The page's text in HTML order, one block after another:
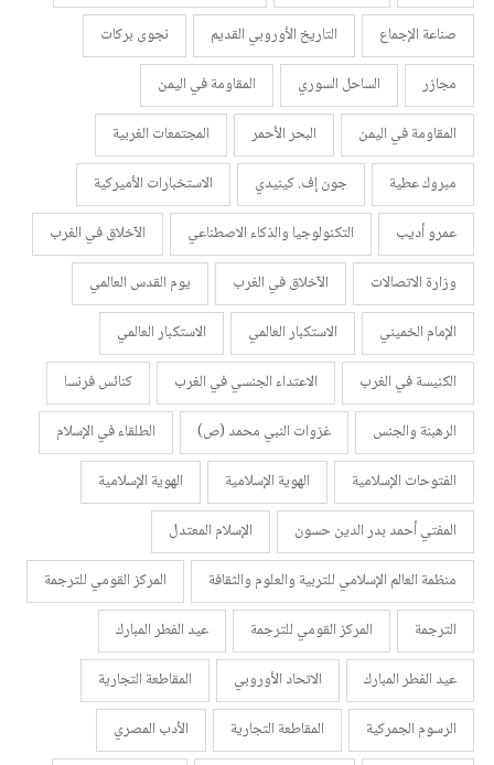
صناعة الإجماع
التاريخ الأوروبي القديم
نجوى بركات
مجازر
الساحل السوري
المقاومة في اليمن
المقاومة في اليمن
البحر الأحمر
المجتمعات الغربية
مبروك عطية
جون إف. كينيدي
الاستخبارات الأميركية
عمرو أديب
التكنولوجيا والذكاء الاصطناعي
الآخلاق في الغرب
وزارة الاتصالات
الآخلاق في الغرب
يوم القدس العالمي
الإمام الخميني
الاستكبار العالمي
الاستكبار العالمي
الكنيسة في الغرب
الاعتداء الجنسي في الغرب
كنائس فرنسا
الرهبنة والجنس
غزوات النبي محمد (ص)
الطلقاء في الإسلام
الفتوحات الإسلامية
الهوية الإسلامية
الهوية الإسلامية
المفتي أحمد بدر الدين حسون
الإسلام المعتدل
منظمة العالم الإسلامي للتربية والعلوم والثقافة
المركز القومي للترجمة
الترجمة
المركز القومي للترجمة
عيد الفطر المبارك
عيد الفطر المبارك
الاتحاد الأوروبي
المقاطعة التجارية
الرسوم الجمركية
المقاطعة التجارية
الأدب المصري